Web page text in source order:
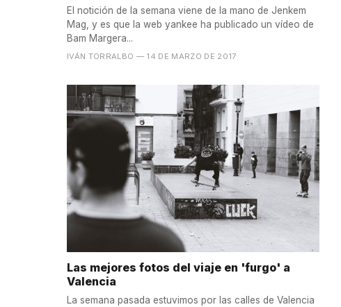
El notición de la semana viene de la mano de Jenkem
Mag, y es que la web yankee ha publicado un vídeo de
Bam Margera...
IVÁN TORRALBO — 14 DE MARZO DE 2017
Las mejores fotos del viaje en 'furgo' a
Valencia
La semana pasada estuvimos por las calles de Valencia